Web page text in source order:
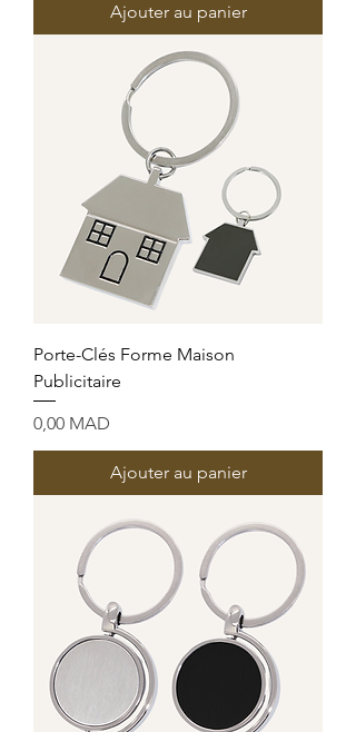
Ajouter au panier
Porte-Clés Forme Maison
Publicitaire
Prix
0,00 MAD
Ajouter au panier